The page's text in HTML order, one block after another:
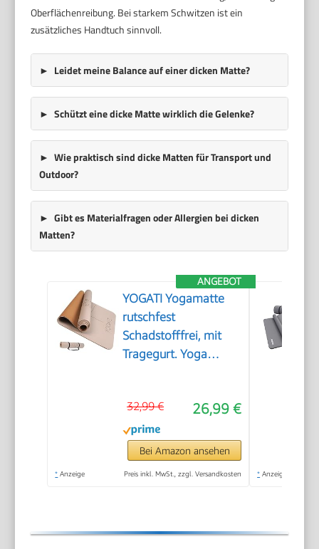
Oberflächenreibung. Bei starkem Schwitzen ist ein
zusätzliches Handtuch sinnvoll.
Leidet meine Balance auf einer dicken Matte?
Schützt eine dicke Matte wirklich die Gelenke?
Wie praktisch sind dicke Matten für Transport und
Outdoor?
Gibt es Materialfragen oder Allergien bei dicken
Matten?
ANGEBOT
YOGATI Yogamatte
rutschfest
Schadstofffrei, mit
Tragegurt. Yoga
Ideal Yogamatten als
Gymnastikmatte,
Sportmatte,
Fitnessmatte,
26,99 €
32,99 €
Bei Amazon ansehen
* Anzeige Preis inkl. MwSt., zzgl. Versandkosten * Anzeige